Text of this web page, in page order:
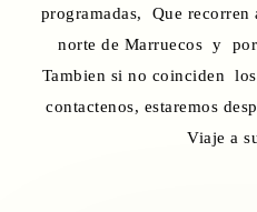
programadas, Que recorren
norte de Marruecos y
Tambien si no coinciden
contactenos, estaremos
Viaje a